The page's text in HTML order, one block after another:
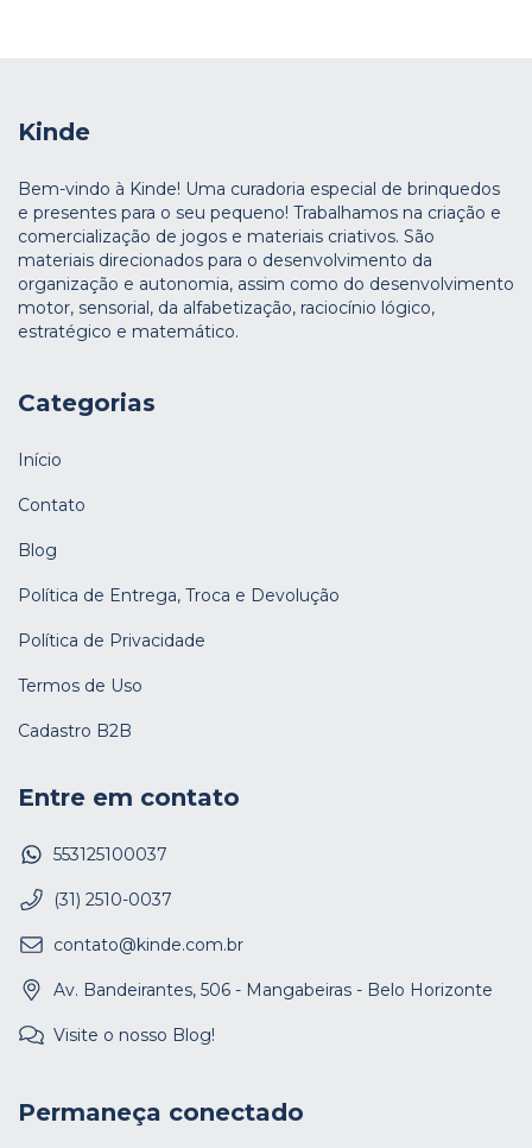
Kinde
Bem-vindo à Kinde! Uma curadoria especial de brinquedos
e presentes para o seu pequeno! Trabalhamos na criação e
comercialização de jogos e materiais criativos. São
materiais direcionados para o desenvolvimento da
organização e autonomia, assim como do desenvolvimento
motor, sensorial, da alfabetização, raciocínio lógico,
estratégico e matemático.
Categorias
Início
Contato
Blog
Política de Entrega, Troca e Devolução
Política de Privacidade
Termos de Uso
Cadastro B2B
Entre em contato
553125100037
(31) 2510-0037
contato@kinde.com.br
Av. Bandeirantes, 506 - Mangabeiras - Belo Horizonte
Visite o nosso Blog!
Permaneça conectado